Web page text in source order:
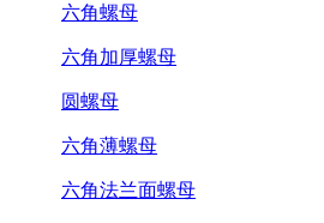
六角螺母
六角加厚螺母
圆螺母
六角薄螺母
六角法兰面螺母